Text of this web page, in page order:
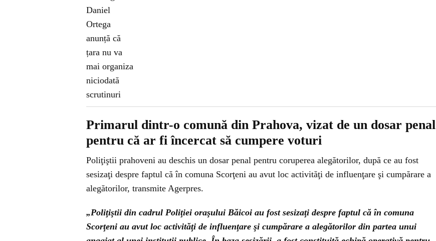
Primarul dintr-o comună din Prahova, vizat de un dosar penal
pentru că ar fi încercat să cumpere voturi
Poliţiştii prahoveni au deschis un dosar penal pentru coruperea alegătorilor, după ce au fost
sesizaţi despre faptul că în comuna Scorţeni au avut loc activităţi de influenţare şi cumpărare a
alegătorilor, transmite Agerpres.
„Poliţiştii din cadrul Poliţiei oraşului Băicoi au fost sesizaţi despre faptul că în comuna
Scorţeni au avut loc activităţi de influenţare şi cumpărare a alegătorilor din partea unui